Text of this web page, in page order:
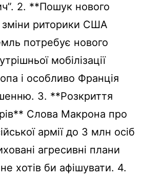
2. **Пошук нового
зміни риторики США
потребує нового
мобілізації
і особливо Франція
3. **Розкриття
Слова Макрона про
армії до 3 млн осіб
агресивні плани
хотів би афішувати. 4.